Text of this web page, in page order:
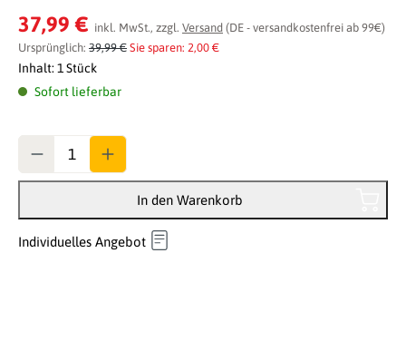
Durchschnittliche Bewertung von 0 von 5 Sternen
37,99 € inkl. MwSt., zzgl. Versand (DE - versandkostenfrei ab 99€)
Ursprünglich: 39,99 € Sie sparen: 2,00 €
Inhalt: 1 Stück
Sofort lieferbar
In den Warenkorb
Individuelles Angebot